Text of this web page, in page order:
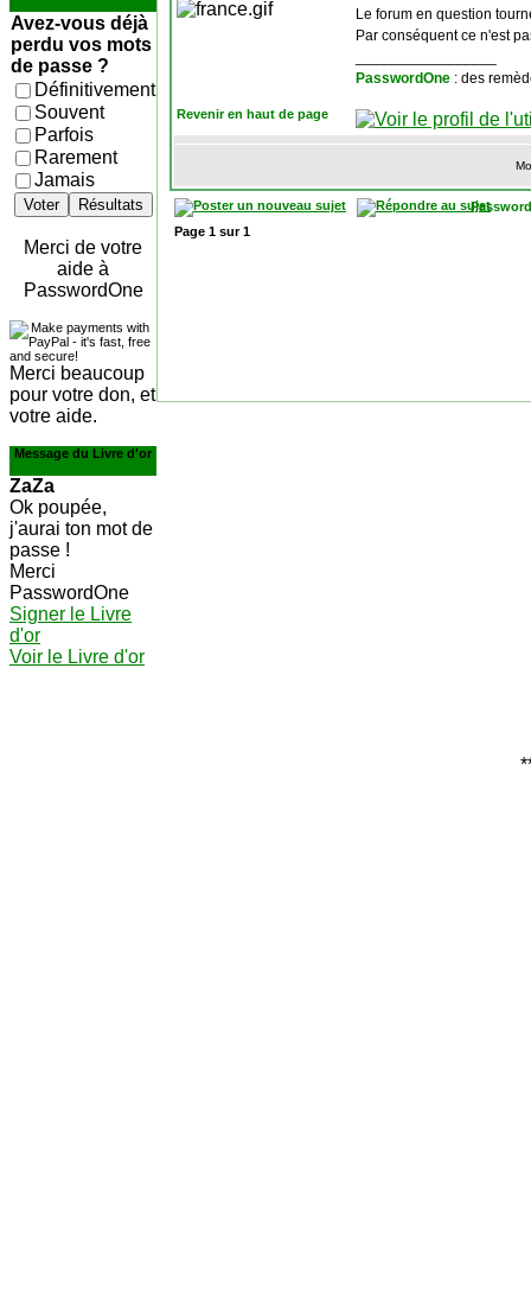
Avez-vous déjà
perdu vos mots
de passe ?
Définitivement
Souvent
Parfois
Rarement
Jamais
Voter Résultats
Merci de votre
aide à
PasswordOne
Merci beaucoup
pour votre don, et
votre aide.
Message du Livre d'or
ZaZa
Ok poupée,
j'aurai ton mot de
passe !
Merci
PasswordOne
Signer le Livre
d'or
Voir le Livre d'or
Le forum en question
Par conséquent ce n'est
PasswordOne : des
Revenir en haut de page
Page 1 sur1